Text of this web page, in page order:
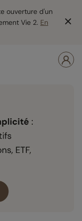
ouverture d'un
Vie 2. En